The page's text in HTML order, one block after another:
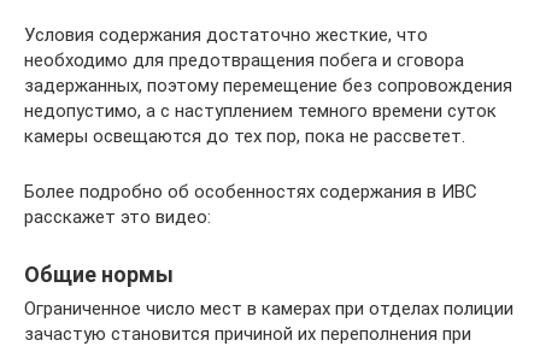
Условия содержания достаточно жесткие, что
необходимо для предотвращения побега и сговора
задержанных, поэтому перемещение без сопровождения
недопустимо, а с наступлением темного времени суток
камеры освещаются до тех пор, пока не рассветет.
Более подробно об особенностях содержания в ИВС
расскажет это видео:
Общие нормы
Ограниченное число мест в камерах при отделах полиции
зачастую становится причиной их переполнения при